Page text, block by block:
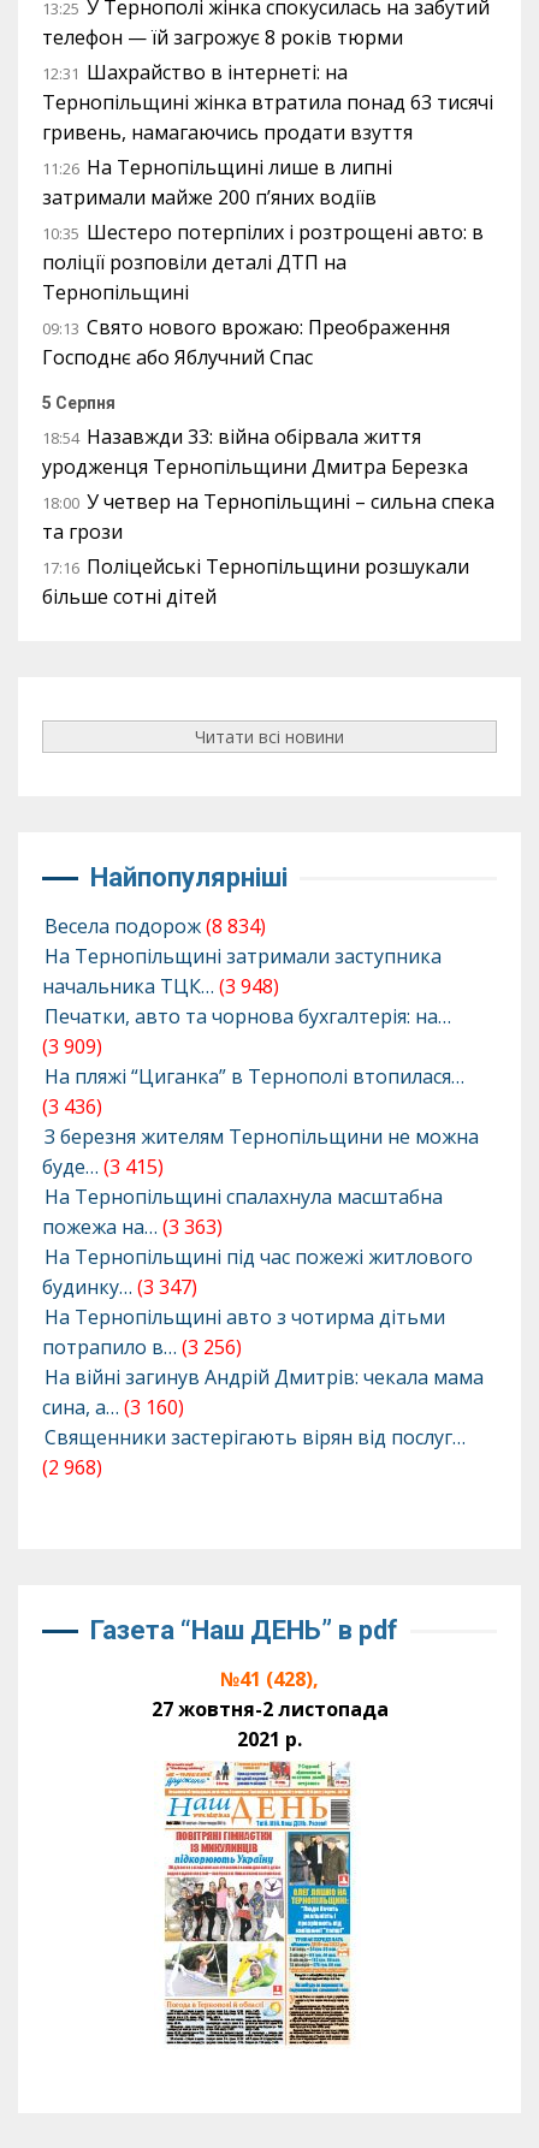
13:25 У Тернополі жінка спокусилась на забутий
телефон — їй загрожує 8 років тюрми
12:31 Шахрайство в інтернеті: на
Тернопільщині жінка втратила понад 63 тисячі
гривень, намагаючись продати взуття
11:26 На Тернопільщині лише в липні
затримали майже 200 п’яних водіїв
10:35 Шестеро потерпілих і розтрощені авто: в
поліції розповіли деталі ДТП на
Тернопільщині
09:13 Свято нового врожаю: Преображення
Господнє або Яблучний Спас
5 Серпня
18:54 Назавжди 33: війна обірвала життя
уродженця Тернопільщини Дмитра Березка
18:00 У четвер на Тернопільщині – сильна спека
та грози
17:16 Поліцейські Тернопільщини розшукали
більше сотні дітей
Читати всі новини
Найпопулярніші
Весела подорож(8 834)
На Тернопільщині затримали заступника
начальника ТЦК… (3 948)
Печатки, авто та чорнова бухгалтерія: на…
(3 909)
На пляжі “Циганка” в Тернополі втопилася…
(3 436)
З березня жителям Тернопільщини не можна
буде… (3 415)
На Тернопільщині спалахнула масштабна
пожежа на… (3 363)
На Тернопільщині під час пожежі житлового
будинку… (3 347)
На Тернопільщині авто з чотирма дітьми
потрапило в… (3 256)
На війні загинув Андрій Дмитрів: чекала мама
сина, а… (3 160)
Священники застерігають вірян від послуг…
(2 968)
Газета “Наш ДЕНЬ” в pdf
№41 (428),
27 жовтня-2 листопада
2021 р.